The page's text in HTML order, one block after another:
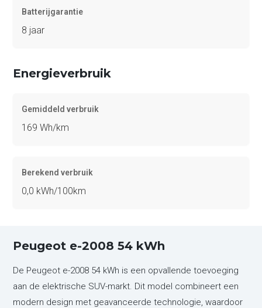
Batterijgarantie
8 jaar
Energieverbruik
Gemiddeld verbruik
169 Wh/km
Berekend verbruik
0,0 kWh/100km
Peugeot e-2008 54 kWh
De Peugeot e-2008 54 kWh is een opvallende toevoeging
aan de elektrische SUV-markt. Dit model combineert een
modern design met geavanceerde technologie, waardoor